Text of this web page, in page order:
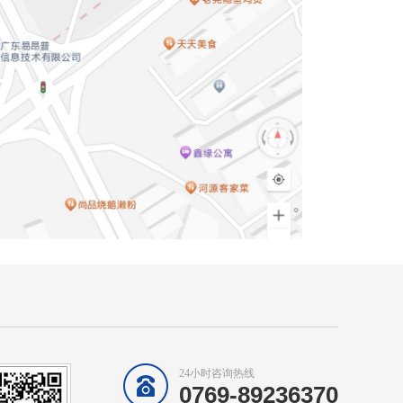
24小时咨询热线
0769-89236370